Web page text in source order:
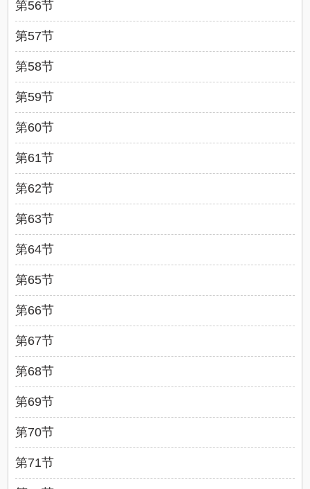
第56节
第57节
第58节
第59节
第60节
第61节
第62节
第63节
第64节
第65节
第66节
第67节
第68节
第69节
第70节
第71节